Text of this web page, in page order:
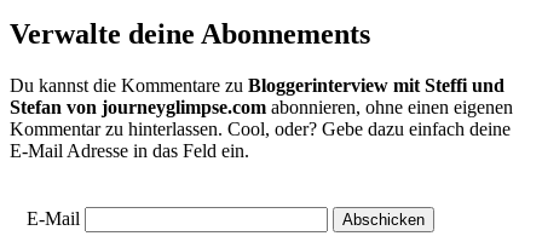
Verwalte deine Abonnements
Du kannst die Kommentare zu Bloggerinterview mit Steffi und
Stefan von journeyglimpse.com abonnieren, ohne einen eigenen
Kommentar zu hinterlassen. Cool, oder? Gebe dazu einfach deine
E-Mail Adresse in das Feld ein.
E-Mail